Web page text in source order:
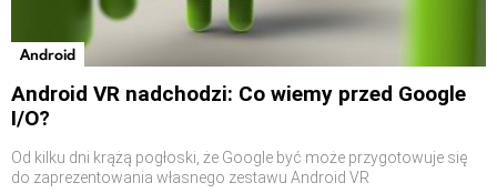
Android
Android VR nadchodzi: Co wiemy przed Google
I/O?
Od kilku dni krążą pogłoski, że Google być może przygotowuje się
do zaprezentowania własnego zestawu Android VR